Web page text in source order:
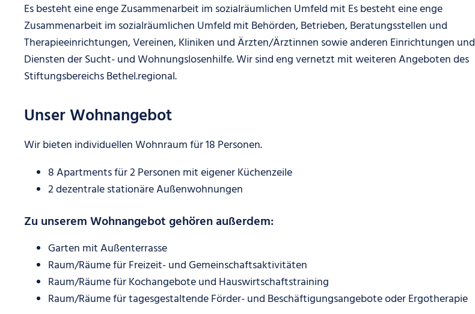
Es besteht eine enge Zusammenarbeit im sozialräumlichen Umfeld mit Es besteht eine enge
Zusammenarbeit im sozialräumlichen Umfeld mit Behörden, Betrieben, Beratungsstellen und
Therapieeinrichtungen, Vereinen, Kliniken und Ärzten/Ärztinnen sowie anderen Einrichtungen und
Diensten der Sucht- und Wohnungslosenhilfe. Wir sind eng vernetzt mit weiteren Angeboten des
Stiftungsbereichs Bethel.regional.
Unser Wohnangebot
Wir bieten individuellen Wohnraum für 18 Personen.
8 Apartments für 2 Personen mit eigener Küchenzeile
2 dezentrale stationäre Außenwohnungen
Zu unserem Wohnangebot gehören außerdem:
Garten mit Außenterrasse
Raum/Räume für Freizeit- und Gemeinschaftsaktivitäten
Raum/Räume für Kochangebote und Hauswirtschaftstraining
Raum/Räume für tagesgestaltende Förder- und Beschäftigungsangebote oder Ergotherapie